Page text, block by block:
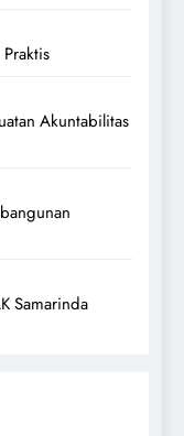
Akuntabilitas
Samarinda